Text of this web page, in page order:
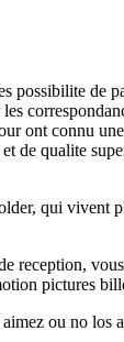
possibilite de
ont connu
de qualite
qui vivent
reception,
pictures
ou no los